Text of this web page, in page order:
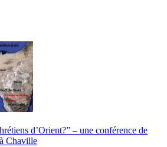
d’Orient?” – une conférence de
Chaville